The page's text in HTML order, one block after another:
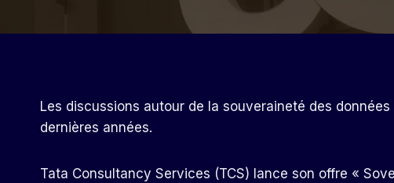
Les discussions autour de la souveraineté des
dernières années.
Tata Consultancy Services (TCS) lance son offre «